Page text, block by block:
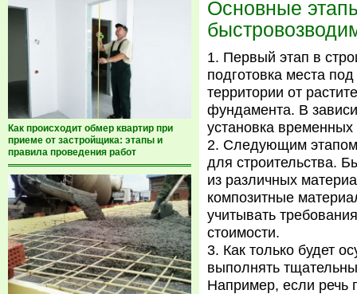
Как происходит обмер квартир при
приеме от застройщика: этапы и
правила проведения работ
Основные
Первый этап в
подготовка места
территории от
фундамента. В
установка
Следующим этапом
для строительства.
из различных
композитные
учитывать
стоимости.
Как только будет
выполнять
Например, если речь